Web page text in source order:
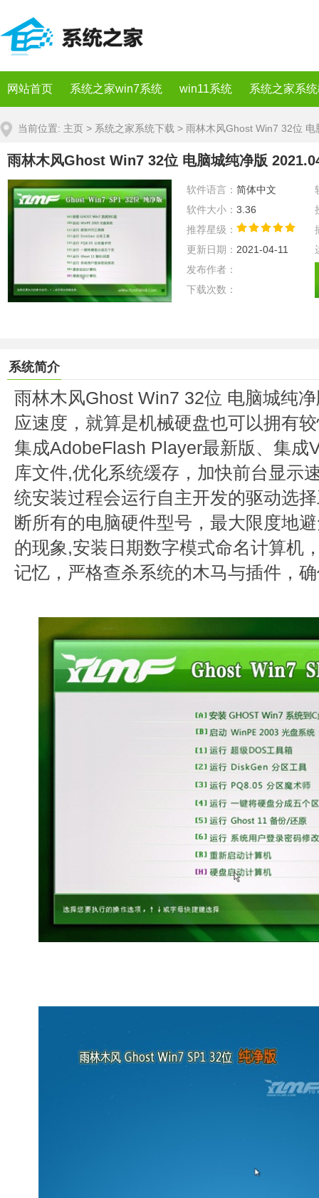
网站首页 系统之家win7系统 win11系统 系统之家系
当前位置: 主页 > 系统之家系统下载 > 雨林木风Ghost Win7 32位
雨林木风Ghost Win7 32位 电脑城纯净版
软件语言： 简体中文
软件大小： 3.36
推荐星级：
更新日期： 2021-04-11
发布作者：
下载次数：
系统简介
雨林木风Ghost Win7 32位 电脑城纯
应速度，就算是机械硬盘也可以拥有
集成AdobeFlash Player最新版、集成
库文件,优化系统缓存，加快前台显示
统安装过程会运行自主开发的驱动选
断所有的电脑硬件型号，最大限度地
的现象,安装日期数字模式命名计算机
记忆，严格查杀系统的木马与插件，